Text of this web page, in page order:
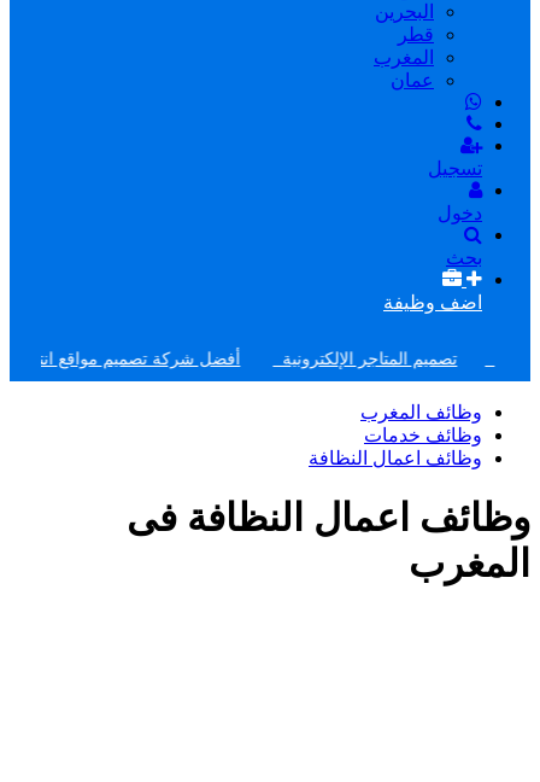
البحرين
قطر
المغرب
عمان
تسجيل
دخول
بحث
اضف وظيفة
تصميم المتاجر الإلكترونية أفضل شركة تصميم مواقع انترنت
وظائف المغرب
وظائف خدمات
وظائف اعمال النظافة
وظائف اعمال النظافة فى
المغرب